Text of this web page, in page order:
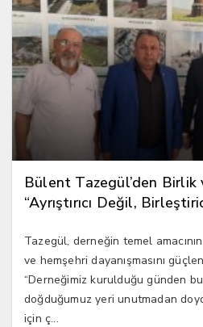
Bülent Tazegül’den Birlik
“Ayrıştırıcı Değil,
Tazegül, derneğin temel
ve hemşehri dayanışmasını
“Derneğimiz kurulduğu günden
doğduğumuz yeri unutmadan
için ç...